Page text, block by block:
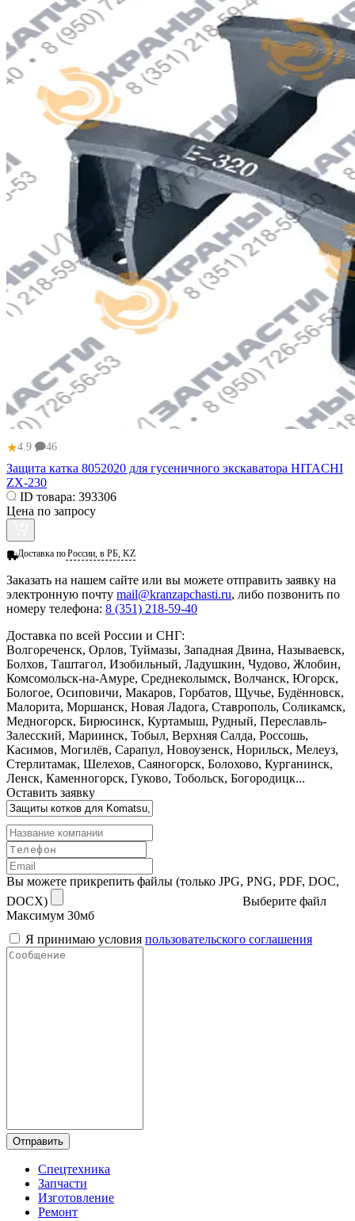
★4.9 46
Защита катка 8052020 для гусеничного экскаватора HITACHI
ZX-230
ID товара: 393306
Цена по запросу
Доставка поРоссии, в РБ, KZ
Заказать на нашем сайте или вы можете отправить заявку на
электронную почту mail@kranzapchasti.ru, либо позвонить по
номеру телефона: 8 (351) 218-59-40
Доставка по всей России и СНГ:
Волгореченск, Орлов, Туймазы, Западная Двина, Называевск,
Болхов, Таштагол, Изобильный, Ладушкин, Чудово, Жлобин,
Комсомольск-на-Амуре, Среднеколымск, Волчанск, Югорск,
Бологое, Осиповичи, Макаров, Горбатов, Щучье, Будённовск,
Малорита, Моршанск, Новая Ладога, Ставрополь, Соликамск,
Медногорск, Бирюсинск, Куртамыш, Рудный, Переславль-
Залесский, Мариинск, Тобыл, Верхняя Салда, Россошь,
Касимов, Могилёв, Сарапул, Новоузенск, Норильск, Мелеуз,
Стерлитамак, Шелехов, Саяногорск, Болохово, Курганинск,
Ленск, Каменногорск, Гуково, Тобольск, Богородицк...
Оставить заявку
Вы можете прикрепить файлы (только JPG, PNG, PDF, DOC,
DOCX)
Выберите файл
Максимум 30мб
Я принимаю условия пользовательского соглашения
Отправить
Спецтехника
Запчасти
Изготовление
Ремонт